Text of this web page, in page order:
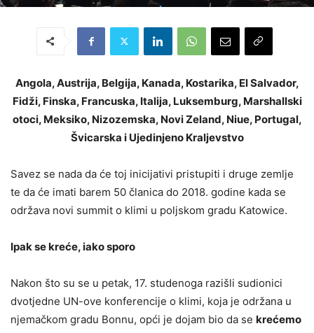
Angola, Austrija, Belgija, Kanada, Kostarika, El Salvador,
Fidži, Finska, Francuska, Italija, Luksemburg, Marshallski
otoci, Meksiko, Nizozemska, Novi Zeland, Niue, Portugal,
Švicarska i Ujedinjeno Kraljevstvo
Savez se nada da će toj inicijativi pristupiti i druge zemlje
te da će imati barem 50 članica do 2018. godine kada se
održava novi summit o klimi u poljskom gradu Katowice.
Ipak se kreće, iako sporo
Nakon što su se u petak, 17. studenoga razišli sudionici
dvotjedne UN-ove konferencije o klimi, koja je održana u
njemačkom gradu Bonnu, opći je dojam bio da se krećemo